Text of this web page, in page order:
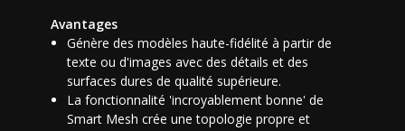
Avantages
Génère des modèles haute-fidélité à partir de
texte ou d'images avec des détails et des
surfaces dures de qualité supérieure.
La fonctionnalité 'incroyablement bonne' de
Smart Mesh crée une topologie propre et